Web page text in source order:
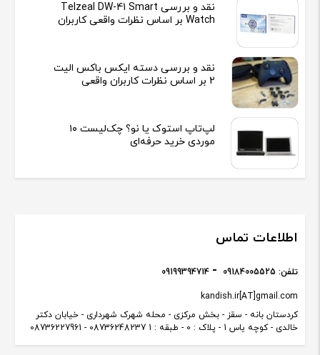
نقد و بررسی Telzeal DW-41 Smart
Watch بر اساس نظرات واقعی کاربران
نقد و بررسی دسته ایکس باکس الیت
2 بر اساس نظرات کاربران واقعی
لپ‌تاپ استوک یا نو؟ چک‌لیست ۱۰
موردی خرید حرفه‌ای
اطلاعات تماس
کردستان بانه - سقز - بخش مرکزی - محله شهرک شهرداری - خیابان دکتر
خالدی - کوچه یاس 1 - پلاک : 0 - طبقه : 1 08736248237 - 08736227961
kandish.ir[AT]gmail.com
تلفن: 09184005525
09199394714